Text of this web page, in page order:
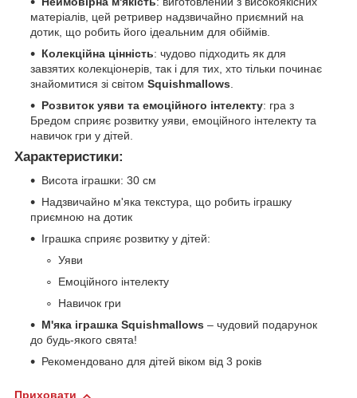
матеріалів, цей ретривер надзвичайно приємний на
дотик, що робить його ідеальним для обіймів.
Колекційна цінність: чудово підходить як для
завзятих колекціонерів, так і для тих, хто тільки починає
знайомитися зі світом Squishmallows
Розвиток уяви та емоційного інтелекту: гра з
Бредом сприяє розвитку уяви, емоційного інтелекту та
навичок гри у дітей.
Характеристики:
Висота іграшки: 30 см
Надзвичайно м'яка текстура, що робить іграшку
приємною на дотик
Іграшка сприяє розвитку у дітей:
Уяви
Емоційного інтелекту
Навичок гри
М'яка іграшка Squishmallows – чудовий подарунок
до будь-якого свята!
Рекомендовано для дітей віком від 3 років
Приховати